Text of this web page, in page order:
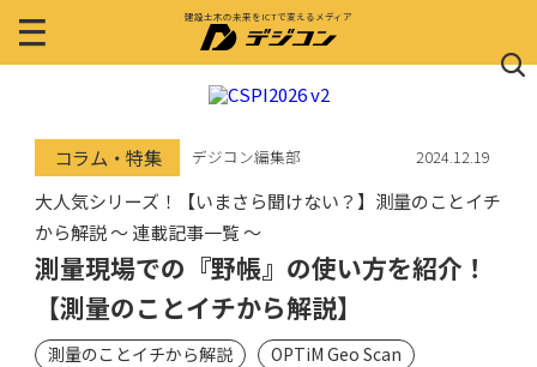
建設土木の未来をICTで変えるメディア
コラム・特集 デジコン編集部 2024.12.19
大人気シリーズ！【いまさら聞けない？】測量のことイチ
から解説 〜 連載記事一覧 〜
測量現場での『野帳』の使い方を紹介！
【測量のことイチから解説】
測量のことイチから解説
OPTiM Geo Scan